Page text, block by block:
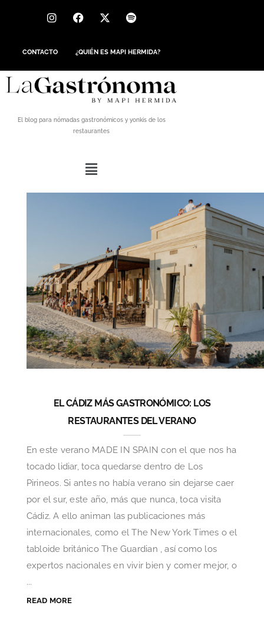
CONTACTO ¿QUIÉN ES MAPI HERMIDA?
El blog para nómadas gastronómicos y yonkis de los
restaurantes
EL CÁDIZ MÁS GASTRONÓMICO: LOS
RESTAURANTES DEL VERANO
En este verano MADE IN SPAIN con el que nos ha
tocado lidiar, toca quedarse dentro de Los
Pirineos. Si antes no había verano sin dejarse caer
por el sur, este año, más que nunca, toca visita
Cádiz. A ello animan las publicaciones más
internacionales, como el The New York Times o el
tabloide británico The Guardian , así como los
expertos nacionales en vivir bien y comer mejor, o
...
READ MORE